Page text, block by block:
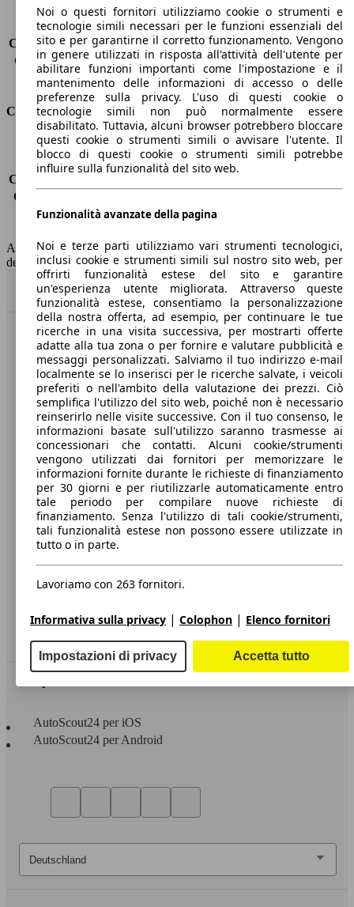
Sedili
5
Carico sul tetto
-
Capacità di traino (senza freni) -
Capacità di traino (con freni)
1200 kg
Volume del bagagliaio
608 - 1653 l
Consumi
Emissioni di CO2*
96 g/km (komb.)
Consumo (urbano)
4.0 l/100km
Consumo (extra-urbano)
Consumo (combinato)*
Classe di emissione
Euro 6
AutoScout24 non si assume alcuna responsabilità per la correttezza
dei dati.
Torna su
Benvenuti su AutoScout24, il mercato auto europeo.
Società
A proposito di AutoScout24
Stampa
Media
Condizioni generali
Informazioni
Dichiarazione di Accessibilità
Servizi
Area rivenditori
AutoScout24 per iOS
AutoScout24 per Android
Noi o questi fornitori utilizziamo cookie o strumenti e
tecnologie simili necessari per le funzioni essenziali del
sito e per garantirne il corretto funzionamento. Vengono
in genere utilizzati in risposta all'attività dell'utente per
abilitare funzioni importanti come l'impostazione e il
mantenimento delle informazioni di accesso o delle
preferenze sulla privacy. L'uso di questi cookie o
tecnologie simili non può normalmente essere
disabilitato. Tuttavia, alcuni browser potrebbero bloccare
questi cookie o strumenti simili o avvisare l'utente. Il
blocco di questi cookie o strumenti simili potrebbe
influire sulla funzionalità del sito web.
Funzionalità avanzate della pagina
Noi e terze parti utilizziamo vari strumenti tecnologici,
inclusi cookie e strumenti simili sul nostro sito web, per
offrirti funzionalità estese del sito e garantire
un'esperienza utente migliorata. Attraverso queste
funzionalità estese, consentiamo la personalizzazione
della nostra offerta, ad esempio, per continuare le tue
ricerche in una visita successiva, per mostrarti offerte
adatte alla tua zona o per fornire e valutare pubblicità e
messaggi personalizzati. Salviamo il tuo indirizzo e-mail
localmente se lo inserisci per le ricerche salvate, i veicoli
preferiti o nell'ambito della valutazione dei prezzi. Ciò
semplifica l'utilizzo del sito web, poiché non è necessario
reinserirlo nelle visite successive. Con il tuo consenso, le
informazioni basate sull'utilizzo saranno trasmesse ai
concessionari che contatti. Alcuni cookie/strumenti
vengono utilizzati dai fornitori per memorizzare le
informazioni fornite durante le richieste di finanziamento
per 30 giorni e per riutilizzarle automaticamente entro
tale periodo per compilare nuove richieste di
finanziamento. Senza l'utilizzo di tali cookie/strumenti,
tali funzionalità estese non possono essere utilizzate in
tutto o in parte.
Lavoriamo con 263 fornitori.
Informativa sulla privacy | Colophon | Elenco fornitori
Impostazioni di privacy Accetta tutto